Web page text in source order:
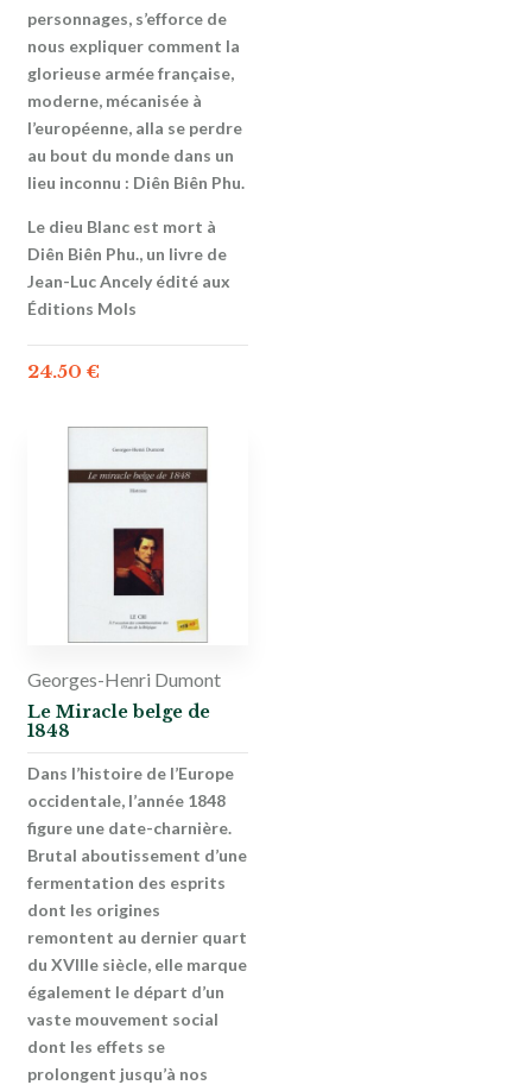
personnages, s’efforce de
nous expliquer comment la
glorieuse armée française,
moderne, mécanisée à
l’européenne, alla se perdre
au bout du monde dans un
lieu inconnu : Diên Biên Phu.
Le dieu Blanc est mort à
Diên Biên Phu., un livre de
Jean-Luc Ancely édité aux
Éditions Mols
24.50 €
Georges-Henri Dumont
Le Miracle belge de
1848
Dans l’histoire de l’Europe
occidentale, l’année 1848
figure une date-charnière.
Brutal aboutissement d’une
fermentation des esprits
dont les origines
remontent au dernier quart
du XVIIIe siècle, elle marque
également le départ d’un
vaste mouvement social
dont les effets se
prolongent jusqu’à nos